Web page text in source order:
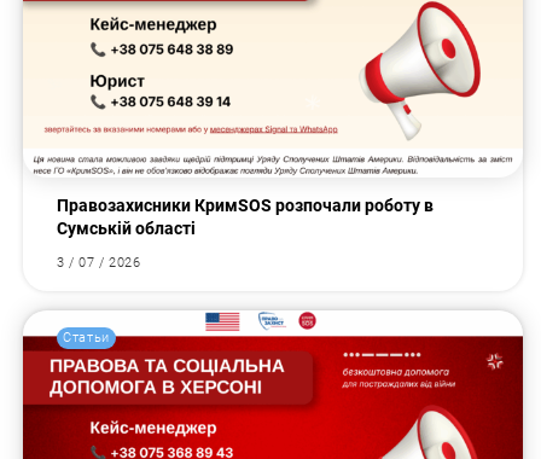
Правозахисники КримSOS розпочали роботу в
Сумській області
3 / 07 / 2026
Статьи